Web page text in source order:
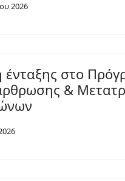
2026
ένταξης στο
&